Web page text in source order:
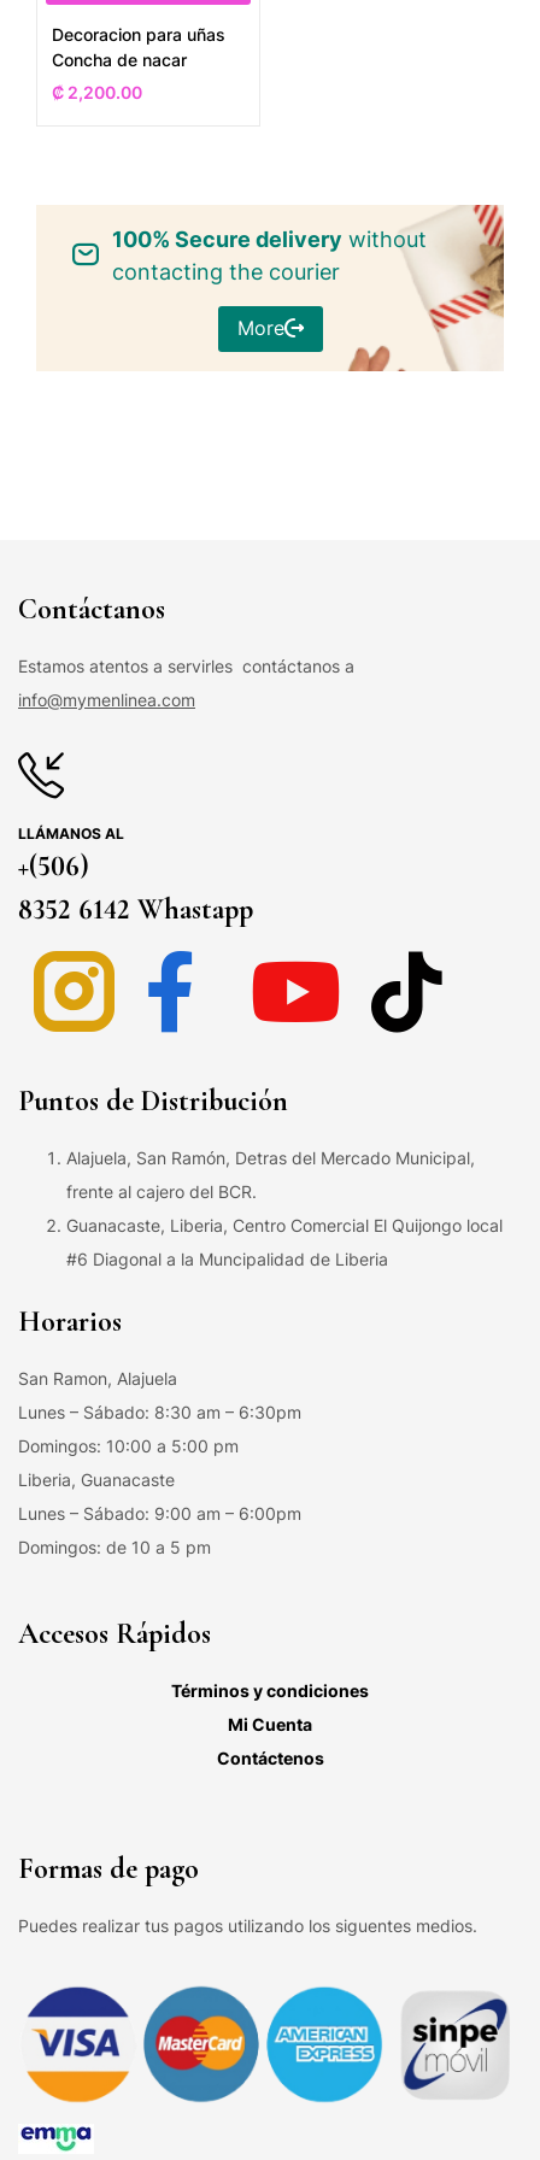
Decoracion para uñas
Concha de nacar
₡ 2,200.00
100% Secure delivery without
contacting the courier
More
Contáctanos
Estamos atentos a servirles contáctanos a
info@mymenlinea.com
LLÁMANOS AL
+(506)
8352 6142 Whastapp
Puntos de Distribución
Alajuela, San Ramón, Detras del Mercado Municipal,
frente al cajero del BCR.
Guanacaste, Liberia, Centro Comercial El Quijongo local
#6 Diagonal a la Muncipalidad de Liberia
Horarios
San Ramon, Alajuela
Lunes – Sábado: 8:30 am – 6:30pm
Domingos: 10:00 a 5:00 pm
Liberia, Guanacaste
Lunes – Sábado: 9:00 am – 6:00pm
Domingos: de 10 a 5 pm
Accesos Rápidos
Términos y condiciones
Mi Cuenta
Contáctenos
Formas de pago
Puedes realizar tus pagos utilizando los siguentes medios.